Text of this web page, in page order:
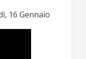
16 Gennaio